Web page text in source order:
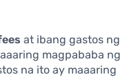
at ibang gastos ng
magpababa ng
na ito ay maaaring